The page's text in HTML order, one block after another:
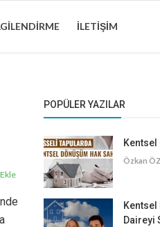
İLETIŞIM
POPÜLER YAZILAR
Özkan
Kentsel
Daireyi